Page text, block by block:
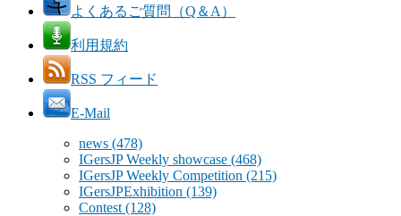
よくあるご質問（Q＆A）
利用規約
RSS フィード
E-Mail
news (478)
IGersJP Weekly showcase (468)
IGersJP Weekly Competition (215)
IGersJPExhibition (139)
Contest (128)